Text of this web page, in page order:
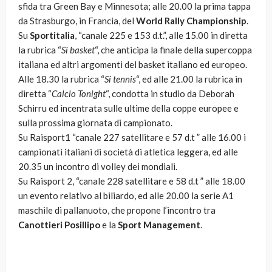
sfida tra Green Bay e Minnesota; alle 20.00 la prima tappa
da Strasburgo, in Francia, del World Rally Championship.
Su Sportitalia, “canale 225 e 153 d.t.”, alle 15.00 in diretta
la rubrica “Si basket“, che anticipa la finale della supercoppa
italiana ed altri argomenti del basket italiano ed europeo.
Alle 18.30 la rubrica “Si tennis“, ed alle 21.00 la rubrica in
diretta “Calcio Tonight“, condotta in studio da Deborah
Schirru ed incentrata sulle ultime della coppe europee e
sulla prossima giornata di campionato.
Su Raisport1 “canale 227 satellitare e 57 d.t ” alle 16.00 i
campionati italiani di società di atletica leggera, ed alle
20.35 un incontro di volley dei mondiali.
Su Raisport 2, “canale 228 satellitare e 58 d.t ” alle 18.00
un evento relativo al biliardo, ed alle 20.00 la serie A1
maschile di pallanuoto, che propone l’incontro tra
Canottieri Posillipoe la Sport Management.